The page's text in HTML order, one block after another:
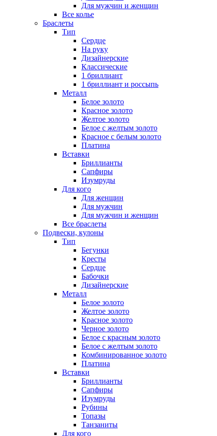
Для мужчин и женщин
Все колье
Браслеты
Тип
Сердце
На руку
Дизайнерские
Классические
1 бриллиант
1 бриллиант и россыпь
Металл
Белое золото
Красное золото
Желтое золото
Белое с желтым золото
Красное с белым золото
Платина
Вставки
Бриллианты
Сапфиры
Изумруды
Для кого
Для женщин
Для мужчин
Для мужчин и женщин
Все браслеты
Подвески, кулоны
Тип
Бегунки
Кресты
Сердце
Бабочки
Дизайнерские
Металл
Белое золото
Желтое золото
Красное золото
Черное золото
Белое с красным золото
Белое с желтым золото
Комбинированное золото
Платина
Вставки
Бриллианты
Сапфиры
Изумруды
Рубины
Топазы
Танзаниты
Для кого